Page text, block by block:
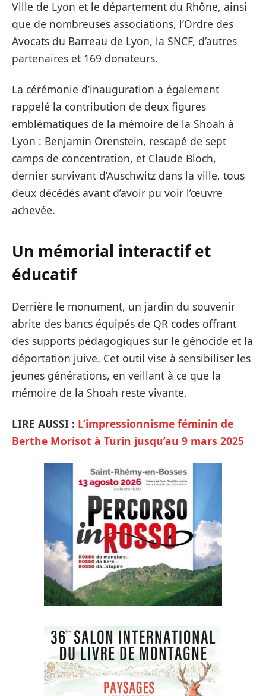
Ville de Lyon et le département du Rhône, ainsi
que de nombreuses associations, l’Ordre des
Avocats du Barreau de Lyon, la SNCF, d’autres
partenaires et 169 donateurs.
La cérémonie d’inauguration a également
rappelé la contribution de deux figures
emblématiques de la mémoire de la Shoah à
Lyon : Benjamin Orenstein, rescapé de sept
camps de concentration, et Claude Bloch,
dernier survivant d’Auschwitz dans la ville, tous
deux décédés avant d’avoir pu voir l’œuvre
achevée.
Un mémorial interactif et
éducatif
Derrière le monument, un jardin du souvenir
abrite des bancs équipés de QR codes offrant
des supports pédagogiques sur le génocide et la
déportation juive. Cet outil vise à sensibiliser les
jeunes générations, en veillant à ce que la
mémoire de la Shoah reste vivante.
LIRE AUSSI : L’impressionnisme féminin de
Berthe Morisot à Turin jusqu’au 9 mars 2025